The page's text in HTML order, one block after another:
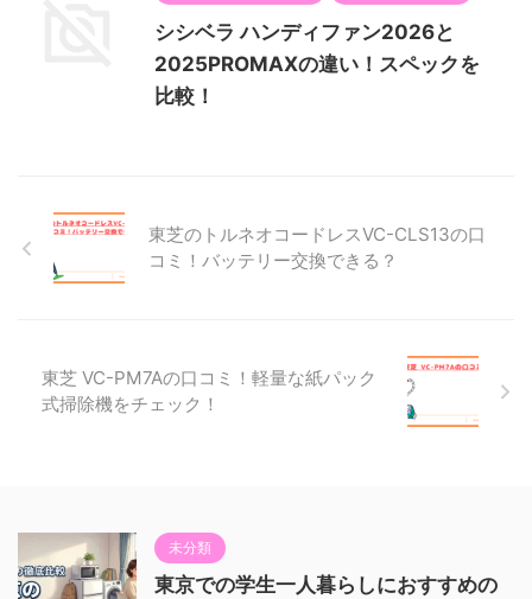
シシベラ ハンディファン2026と
2025PROMAXの違い！スペックを
比較！
東芝のトルネオコードレスVC-CLS13の口
コミ！バッテリー交換できる？
東芝 VC-PM7Aの口コミ！軽量な紙パック
式掃除機をチェック！
未分類
東京での学生一人暮らしにおすすめの